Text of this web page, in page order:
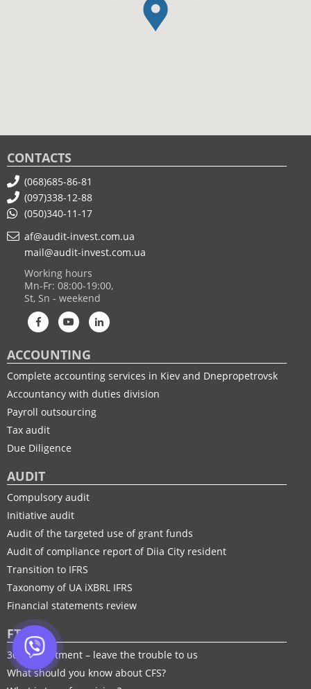
CONTACTS
(068)685-86-81
(097)338-12-88
(050)340-11-17
af@audit-invest.com.ua
mail@audit-invest.com.ua
Working hours
Mn-Fr: 08:00-19:00,
St, Sn - weekend
ACCOUNTING
Complete accounting services in Kiev and Dnepropetrovsk
Accountancy with duties division
Payroll outsourcing
Tax audit
Due Diligence
AUDIT
Compulsory audit
Initiative audit
Audit of the targeted use of grant funds
Audit of compliance report of Diia City resident
Transition to IFRS
Taxonomy of UA іXBRL IFRS
Financial statements review
FTP
30% adjustment – leave the trouble to us
What should you know about CFS?